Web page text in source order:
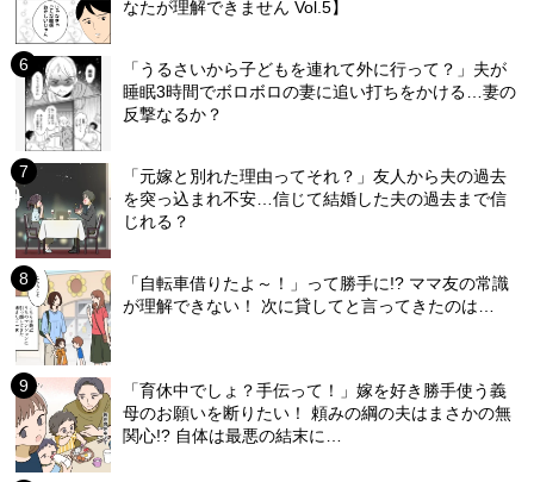
なたが理解できません Vol.5】
「うるさいから子どもを連れて外に行って？」夫が
睡眠3時間でボロボロの妻に追い打ちをかける…妻の
反撃なるか？
「元嫁と別れた理由ってそれ？」友人から夫の過去
を突っ込まれ不安…信じて結婚した夫の過去まで信
じれる？
「自転車借りたよ～！」って勝手に!? ママ友の常識
が理解できない！ 次に貸してと言ってきたのは…
「育休中でしょ？手伝って！」嫁を好き勝手使う義
母のお願いを断りたい！ 頼みの綱の夫はまさかの無
関心!? 自体は最悪の結末に…